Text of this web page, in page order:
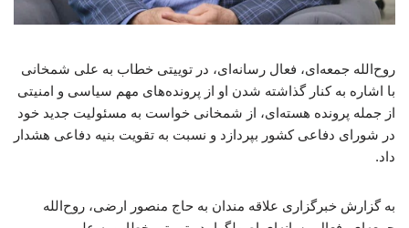
روح‌الله جمعه‌ای، فعال رسانه‌ای، در توییتی خطاب به علی شمخانی
با اشاره به کنار گذاشته شدن او از پرونده‌های مهم سیاسی و امنیتی
از جمله پرونده هسته‌ای، از شمخانی خواست به مسئولیت جدید خود
در شورای دفاعی کشور بپردازد و نسبت به تقویت بنیه دفاعی هشدار
داد.
به گزارش خبرگزاری علاقه مندان به حاج منصور ارضی، روح‌الله